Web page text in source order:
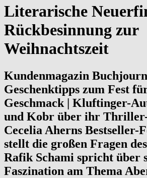
Literarische
Rückbesinnung zur
Weihnachtszeit
Kundenmagazin
Geschenktipps zum Fest
Geschmack | Kluftinger-
und Kobr über ihr
Cecelia Aherns Bestseller-
stellt die großen Fragen
Rafik Schami spricht über
Faszination am Thema